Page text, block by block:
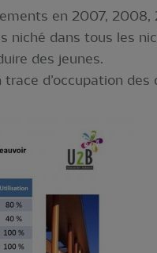
en 2007,
niché dans tous les
des jeunes.
d’occupation